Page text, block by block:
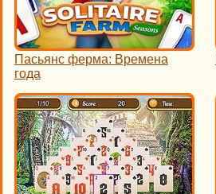
Пасьянс ферма: Времена
года